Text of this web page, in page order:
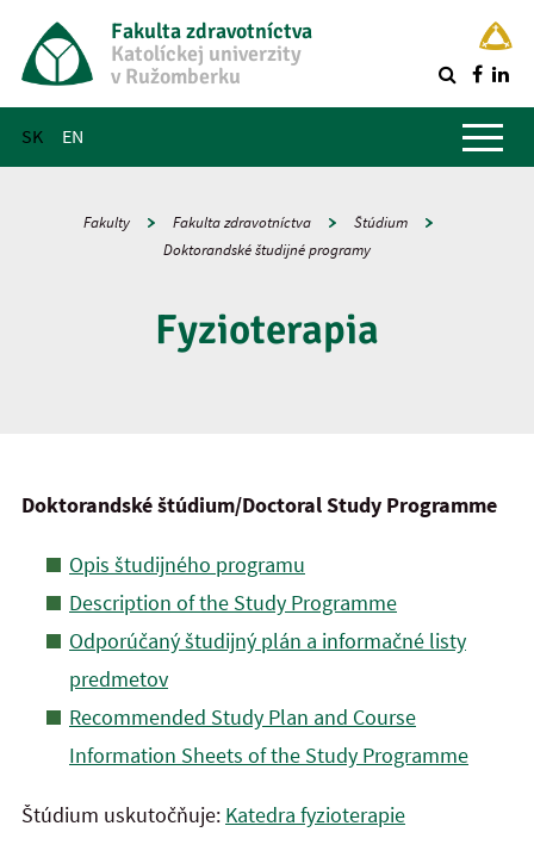
Fakulta zdravotníctva
Katolíckej univerzity
v Ružomberku
SK EN
Hlavné menu
Fakulty Fakulta zdravotníctva
Štúdium
Doktorandské študijné programy
Fyzioterapia
Doktorandské štúdium/Doctoral Study Programme
Opis študijného programu
Description of the Study Programme
Odporúčaný študijný plán a informačné listy
predmetov
Recommended Study Plan and Course
Information Sheets of the Study Programme
Štúdium uskutočňuje: Katedra fyzioterapie